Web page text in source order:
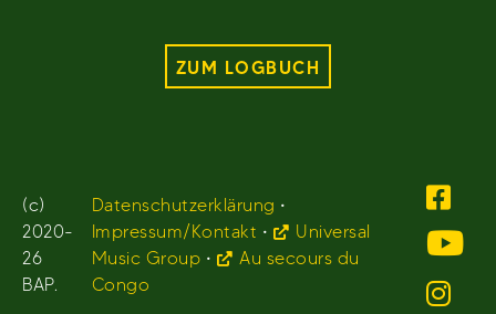
ZUM LOGBUCH
(c)
2020-
26
BAP.
Datenschutzerklärung •
Impressum/Kontakt •
Universal
Music Group •
Au secours du
Congo